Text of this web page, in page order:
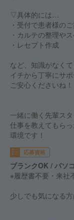
▽具体的には…
・受付で患者様の
・カルテの整理や
・レセプト作成
など、知識がなくて
イチから丁寧にサ
ご安心くださいね！
一緒に働く先輩スタ
仕事を教えてもら
環境です！
応募資格
ブランクOK / パソ
※履歴書不要・来社
少しでも気になる